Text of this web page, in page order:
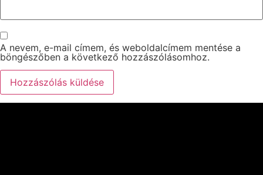
A nevem, e-mail címem, és weboldalcímem mentése a
böngészőben a következő hozzászólásomhoz.